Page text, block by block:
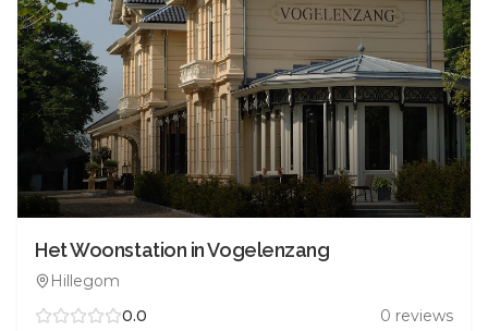
Het Woonstation in Vogelenzang
Hillegom
0.0
0 reviews